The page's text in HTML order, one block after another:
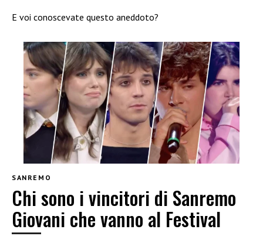
E voi conoscevate questo aneddoto?
SANREMO
Chi sono i vincitori di Sanremo
Giovani che vanno al Festival